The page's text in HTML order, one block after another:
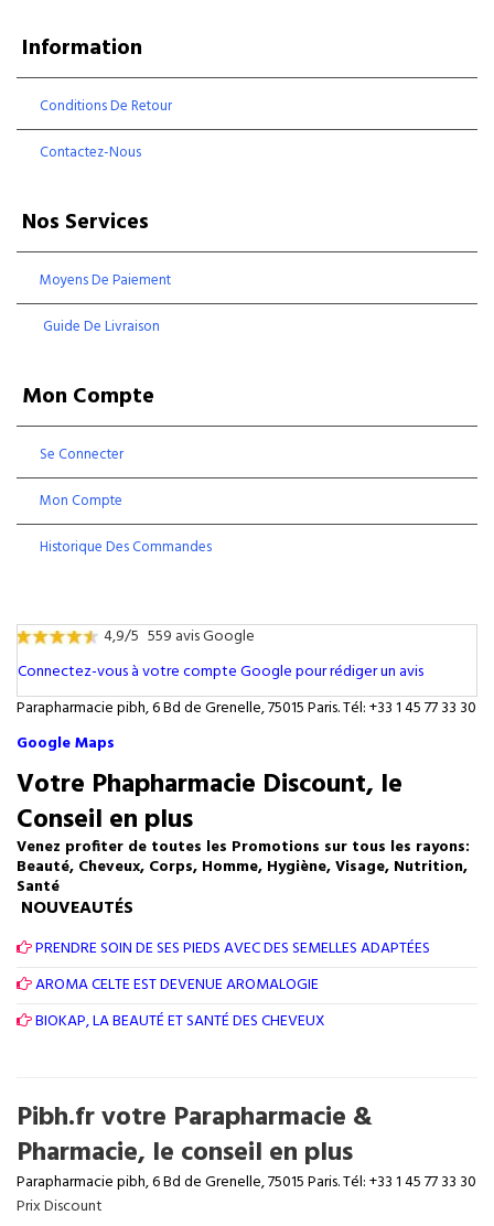
Information
Conditions De Retour
Contactez-Nous
Nos Services
Moyens De Paiement
Guide De Livraison
Mon Compte
Se Connecter
Mon Compte
Historique Des Commandes
4,9/5 559 avis Google
Connectez-vous à votre compte Google pour rédiger un avis
Parapharmacie pibh, 6 Bd de Grenelle, 75015 Paris. Tél: +33 1 45 77 33 30
Google Maps
Votre Phapharmacie Discount, le
Conseil en plus
Venez profiter de toutes les Promotions sur tous les rayons:
Beauté, Cheveux, Corps, Homme, Hygiène, Visage, Nutrition,
Santé
NOUVEAUTÉS
PRENDRE SOIN DE SES PIEDS AVEC DES SEMELLES ADAPTÉES
AROMA CELTE EST DEVENUE AROMALOGIE
BIOKAP, LA BEAUTÉ ET SANTÉ DES CHEVEUX
Pibh.fr votre Parapharmacie &
Pharmacie, le conseil en plus
Parapharmacie pibh, 6 Bd de Grenelle, 75015 Paris. Tél: +33 1 45 77 33 30
Prix Discount